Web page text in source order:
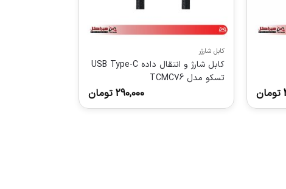
تومان
کابل شارژر
کابل شارژ و انتقال داده USB Type-C
تسکو مدل TCMC76
290,000 تومان